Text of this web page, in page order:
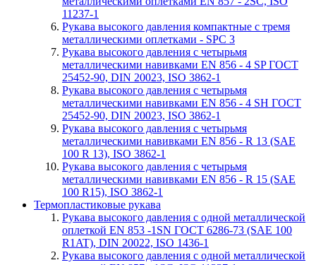
11237-1
Рукава высокого давления компактные с тремя
металлическими оплетками - SPC 3
Рукава высокого давления с четырьмя
металлическими навивками EN 856 - 4 SP ГОСТ
25452-90, DIN 20023, ISO 3862-1
Рукава высокого давления с четырьмя
металлическими навивками EN 856 - 4 SH ГОСТ
25452-90, DIN 20023, ISO 3862-1
Рукава высокого давления с четырьмя
металлическими навивками EN 856 - R 13 (SAE
100 R 13), ISO 3862-1
Рукава высокого давления с четырьмя
металлическими навивками EN 856 - R 15 (SAE
100 R15), ISO 3862-1
Термопластиковые рукава
Рукава высокого давления с одной металлической
оплеткой EN 853 -1SN ГОСТ 6286-73 (SAE 100
R1AT), DIN 20022, ISO 1436-1
Рукава высокого давления с одной металлической